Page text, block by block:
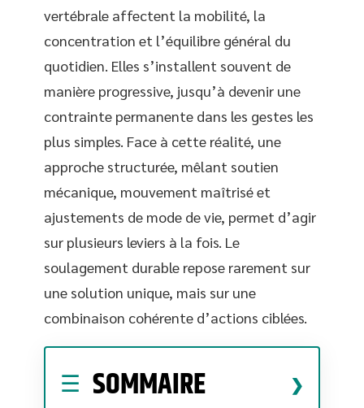
vertébrale affectent la mobilité, la
concentration et l’équilibre général du
quotidien. Elles s’installent souvent de
manière progressive, jusqu’à devenir une
contrainte permanente dans les gestes les
plus simples. Face à cette réalité, une
approche structurée, mêlant soutien
mécanique, mouvement maîtrisé et
ajustements de mode de vie, permet d’agir
sur plusieurs leviers à la fois. Le
soulagement durable repose rarement sur
une solution unique, mais sur une
combinaison cohérente d’actions ciblées.
SOMMAIRE